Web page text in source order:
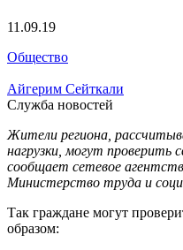
11.09.19
Общество
Айгерим Сейткали
Служба новостей
Жители региона,
нагрузки, могут проверить
сообщает сетевое
Министерство труда и
Так граждане могут
образом: